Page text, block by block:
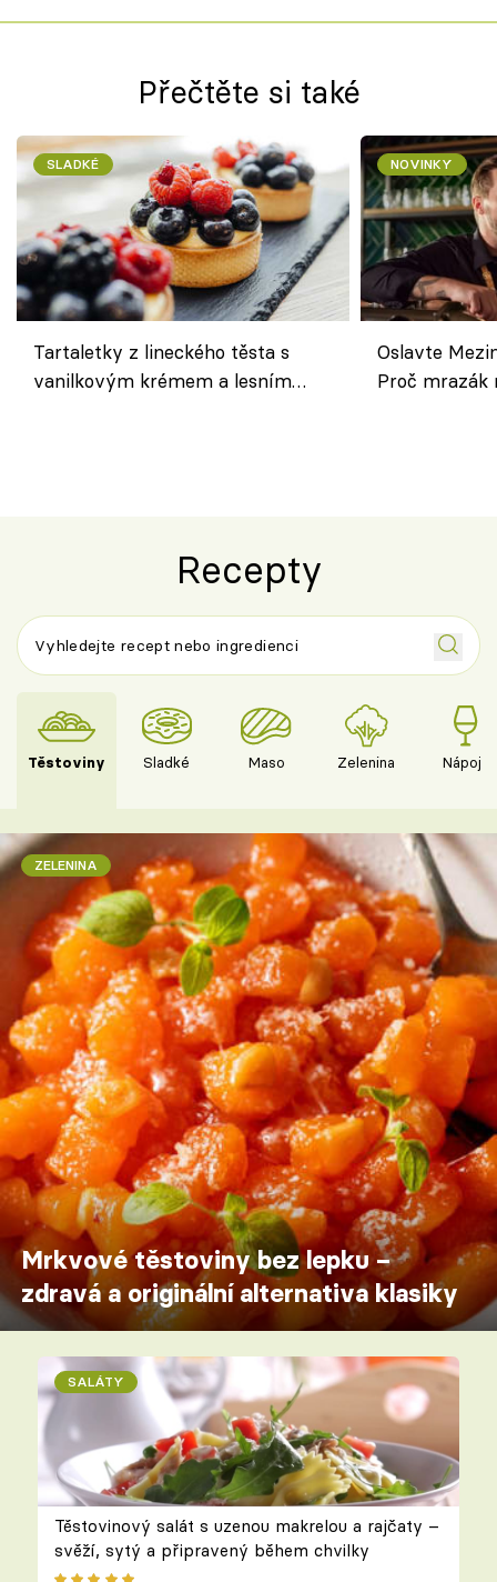
Přečtěte si také
SLADKÉ
Tartaletky z lineckého těsta s
vanilkovým krémem a lesním
NOVINKY
Oslavte
Proč
Recepty
Těstoviny Sladké Maso Zelenina Nápoje
ZELENINA
Mrkvové těstoviny bez lepku –
zdravá a originální alternativa klasiky
SALÁTY
Těstovinový salát s uzenou makrelou a rajčaty –
svěží, sytý a připravený během chvilky